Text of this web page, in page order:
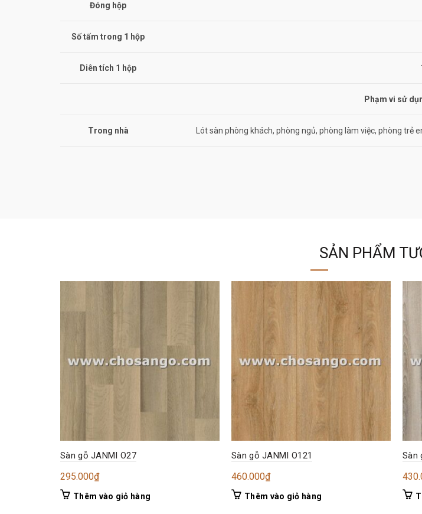
Đóng hộp
Số tấm trong 1 hộp
Diên tích 1 hộp
Phạm vi sử
Trong nhà Lót sàn phòng khách, phòng ngủ, phòng làm việc, phòng
SẢN PHẨM
Sàn gỗ JANMI O27
295.000₫
Thêm vào giỏ hàng
Sàn gỗ JANMI O121
460.000₫
Thêm vào giỏ hàng
Sàn